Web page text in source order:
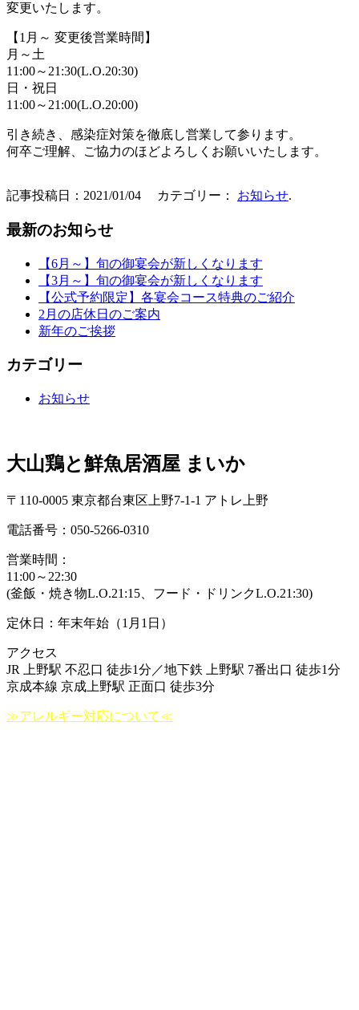
変更いたします。
【1月～ 変更後営業時間】
月～土
11:00～21:30(L.O.20:30)
日・祝日
11:00～21:00(L.O.20:00)
引き続き、感染症対策を徹底し営業して参ります。
何卒ご理解、ご協力のほどよろしくお願いいたします。
記事投稿日：2021/01/04 カテゴリー： お知らせ.
最新のお知らせ
【6月～】旬の御宴会が新しくなります
【3月～】旬の御宴会が新しくなります
【公式予約限定】各宴会コース特典のご紹介
2月の店休日のご案内
新年のご挨拶
カテゴリー
お知らせ
大山鶏と鮮魚居酒屋 まいか
〒110-0005 東京都台東区上野7-1-1 アトレ上野
電話番号：050-5266-0310
営業時間：
11:00～22:30
(釜飯・焼き物L.O.21:15、フード・ドリンクL.O.21:30)
定休日：年末年始（1月1日）
アクセス
JR 上野駅 不忍口 徒歩1分／地下鉄 上野駅 7番出口 徒歩1分
京成本線 京成上野駅 正面口 徒歩3分
≫アレルギー対応について≪